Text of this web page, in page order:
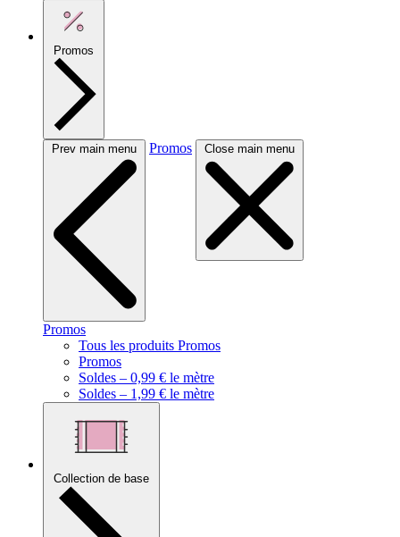
Promos
Prev main menu Promos Close main menu
Promos
Tous les produits Promos
Promos
Soldes – 0,99 € le mètre
Soldes – 1,99 € le mètre
Collection de base